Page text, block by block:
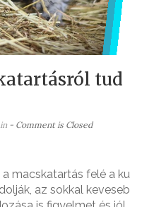
tud
- Comment is Closed
macskatartás felé a ku
az sokkal keveseb